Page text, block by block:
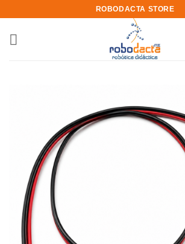
content
ROBODACTA STORE